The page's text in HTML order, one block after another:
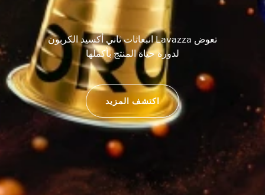
تعوض Lavazza انبعاثات ثاني أكسيد الكربون
لدورة حياة المنتج بأكملها
اكتشف المزيد